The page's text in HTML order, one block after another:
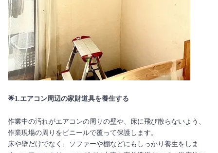
🌟1.エアコン周辺の家財道具を養生する
作業中の汚れがエアコンの周りの壁や、床に飛び散らないよう、
作業現場の周りをビニールで覆って保護します。
床や壁だけでなく、ソファーや棚などにもしっかり養生をしま